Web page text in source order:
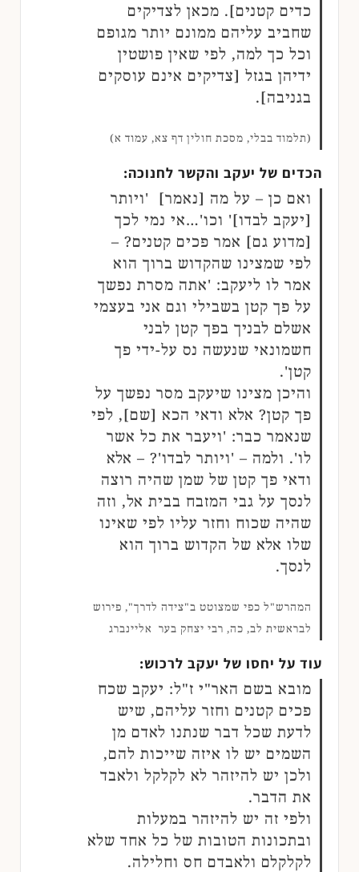
כדים קטנים]. מכאן לצדיקים
שחביב עליהם ממונם יותר מגופם
וכל כך למה, לפי שאין פושטין
ידיהן בגזל [צדיקים אינם עוסקים
בגניבה].
(תלמוד בבלי, מסכת חולין דף צא, עמוד א)
הכדים של יעקב והקשר לחנוכה:
ואם כן – על מה [נאמר] 'ויותר
[יעקב לבדו]' וכו'…אי נמי לכך
[מדוע גם] אמר פכים קטנים? –
לפי שמצינו שהקדוש ברוך הוא
אמר לו ליעקב: 'אתה מסרת נפשך
על פך קטן בשבילי וגם אני בעצמי
אשלם לבניך בפך קטן לבני
חשמונאי שנעשה נס על-ידי פך
קטן'.
והיכן מצינו שיעקב מסר נפשך על
פך קטן? אלא ודאי הכא [שם], לפי
שנאמר כבר: 'ויעבר את כל אשר
לו'. ולמה – 'ויותר לבדו'? – אלא
ודאי פך קטן של שמן שהיה רוצה
לנסך על גבי המזבח בבית אל, וזה
שהיה שכוח וחזר עליו לפי שאינו
שלו אלא של הקדוש ברוך הוא
לנסך.
המהרש"ל כפי שמצוטט ב"צידה לדרך", פירוש
לבראשית לב, כה, רבי יצחק בער אליינברג
עוד על יחסו של יעקב לרכוש:
מובא בשם האר"י ז"ל: יעקב שכח
פכים קטנים וחזר עליהם, שיש
לדעת שכל דבר שנתנו לאדם מן
השמים יש לו איזה שייכות להם,
ולכן יש להיזהר לא לקלקל ולאבד
את הדבר.
ולפי זה יש להיזהר במעלות
ובתכונות הטובות של כל אחד שלא
לקלקלם ולאבדם חס וחלילה.